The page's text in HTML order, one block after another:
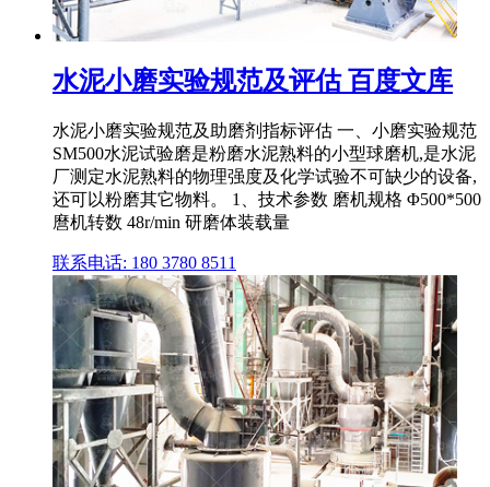
水泥小磨实验规范及评估 百度文库
水泥小磨实验规范及助磨剂指标评估 一、小磨实验规范
SM500水泥试验磨是粉磨水泥熟料的小型球磨机,是水泥
厂测定水泥熟料的物理强度及化学试验不可缺少的设备,
还可以粉磨其它物料。 1、技术参数 磨机规格 Φ500*500
麿机转数 48r/min 研磨体装载量
联系电话: 180 3780 8511